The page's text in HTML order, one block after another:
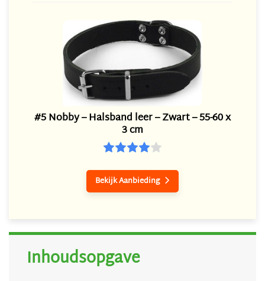
#5 Nobby – Halsband leer – Zwart – 55-60 x
3 cm
Bekijk Aanbieding 
Inhoudsopgave